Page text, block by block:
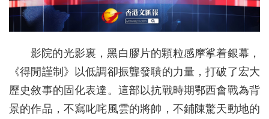
影院的光影裏，黑白膠片的顆粒感摩挲着銀幕，
《得閒謹制》以低調卻振聾發聵的力量，打破了宏大
歷史敘事的固化表達。這部以抗戰時期鄂西會戰為背
景的作品，不寫叱咤風雲的將帥，不鋪陳驚天動地的